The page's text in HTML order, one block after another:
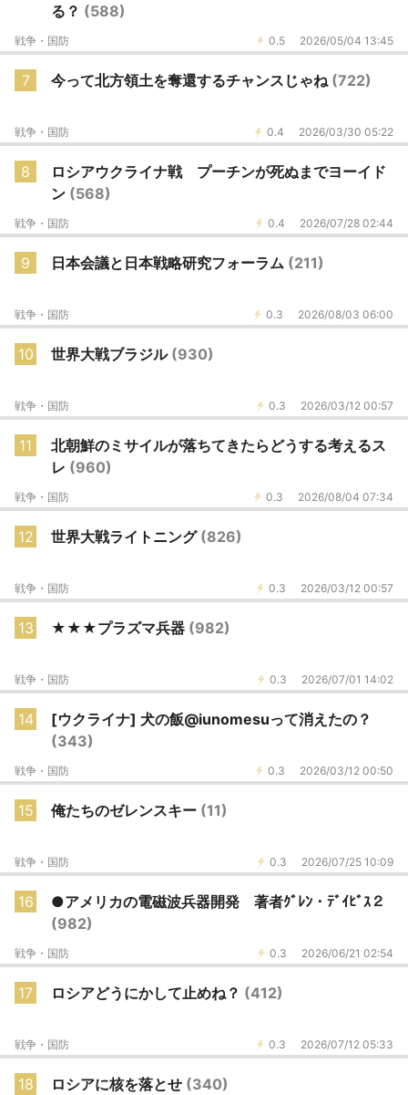
る？ (588)
0.5 2026/05/04 13:45
戦争・国防
7 今って北方領土を奪還するチャンスじゃね (722)
0.4 2026/03/30 05:22
戦争・国防
8
ロシアウクライナ戦 プーチンが死ぬまでヨーイド
ン (568)
0.4 2026/07/28 02:44
戦争・国防
9 日本会議と日本戦略研究フォーラム (211)
0.3 2026/08/03 06:00
戦争・国防
10 世界大戦ブラジル (930)
0.3 2026/03/12 00:57
戦争・国防
11
北朝鮮のミサイルが落ちてきたらどうする考えるス
レ (960)
0.3 2026/08/04 07:34
戦争・国防
12 世界大戦ライトニング (826)
0.3 2026/03/12 00:57
戦争・国防
13 ★★★プラズマ兵器 (982)
0.3 2026/07/01 14:02
戦争・国防
14
[ウクライナ] 犬の飯@iunomesuって消えたの？
(343)
0.3 2026/03/12 00:50
戦争・国防
15 俺たちのゼレンスキー (11)
0.3 2026/07/25 10:09
戦争・国防
16
●アメリカの電磁波兵器開発 著者ｸﾞﾚﾝ・ﾃﾞｲﾋﾞｽ２
(982)
0.3 2026/06/21 02:54
戦争・国防
17 ロシアどうにかして止めね？ (412)
0.3 2026/07/12 05:33
戦争・国防
18 ロシアに核を落とせ (340)